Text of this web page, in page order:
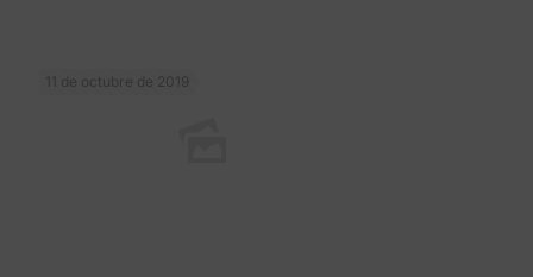
11 de octubre de 2019